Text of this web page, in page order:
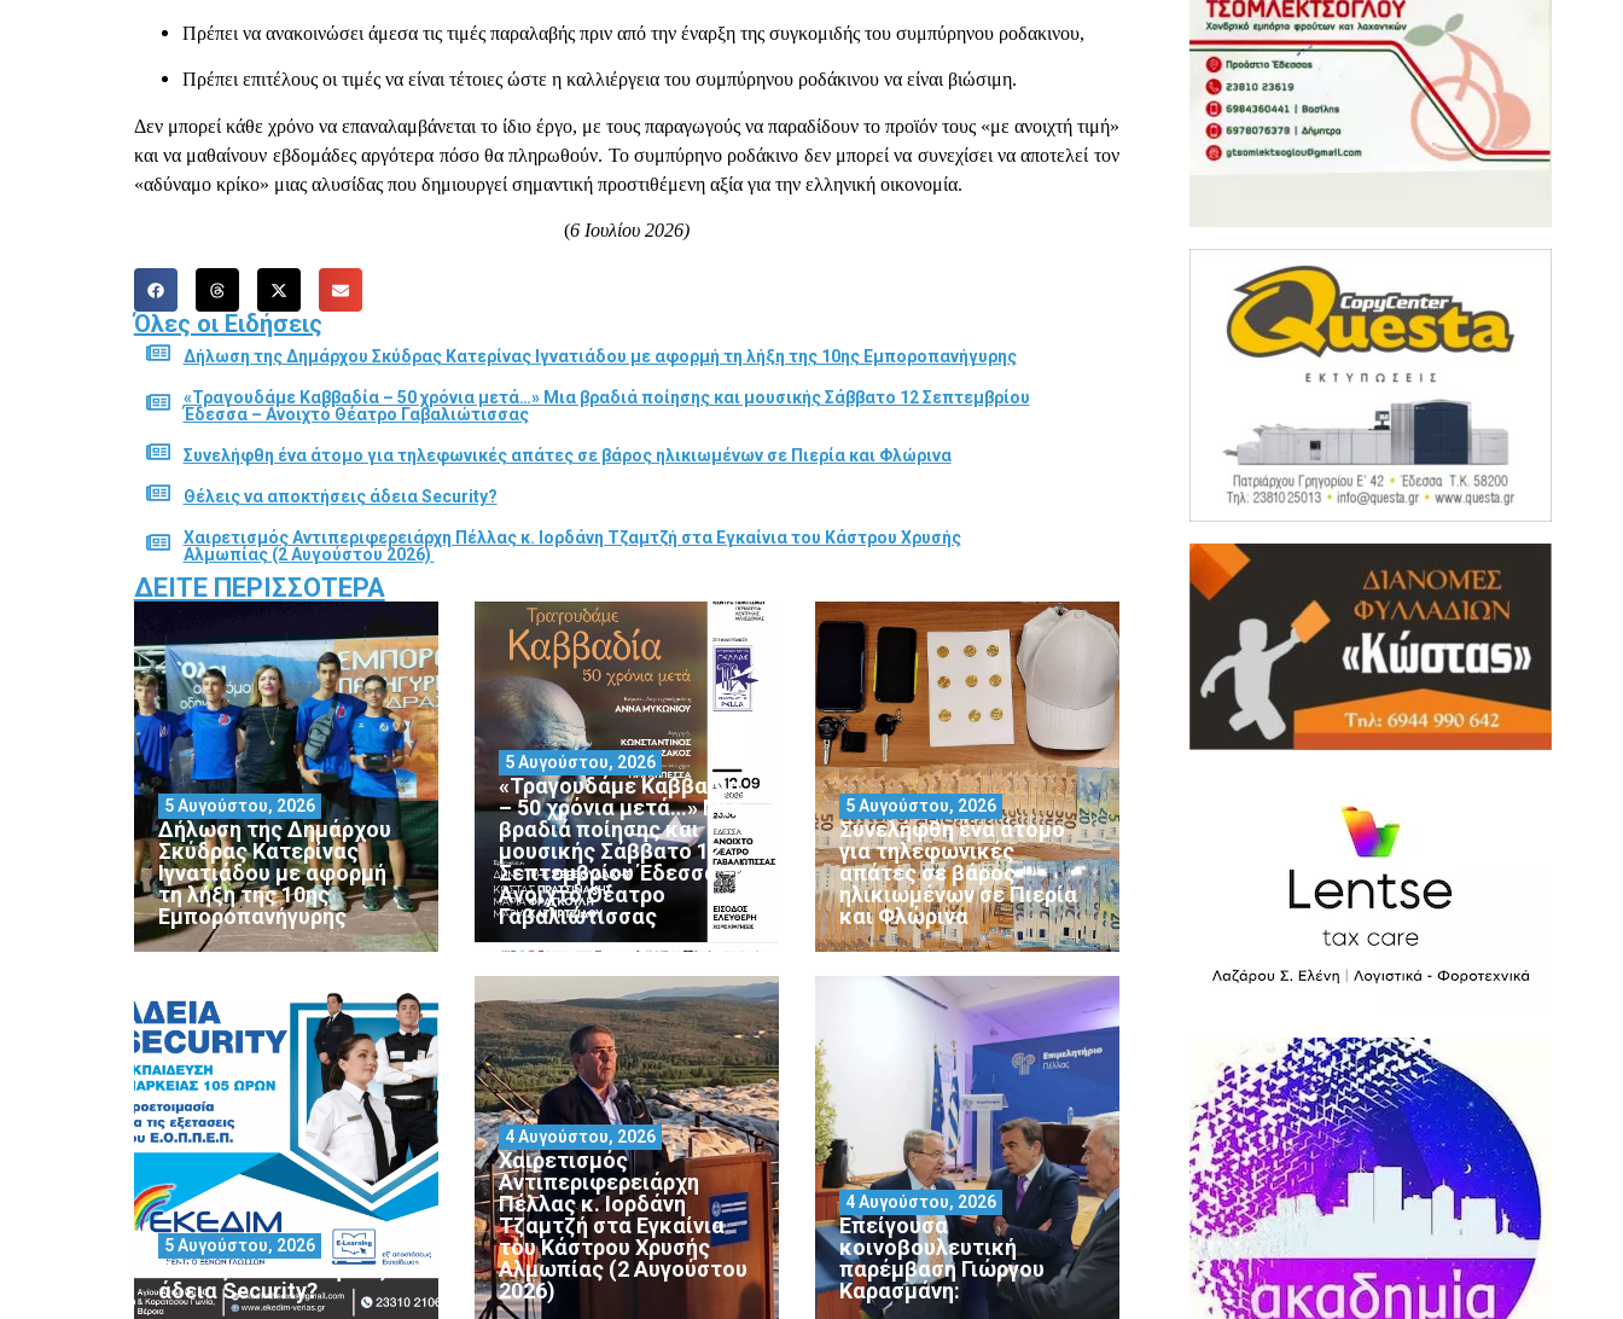
Πρέπει να ανακοινώσει άμεσα τις τιμές παραλαβής πριν από την έναρξη της συγκομιδής του συμπύρηνου ροδακινου,
Πρέπει επιτέλους οι τιμές να είναι τέτοιες ώστε η καλλιέργεια του συμπύρηνου ροδάκινου να είναι βιώσιμη.
Δεν μπορεί κάθε χρόνο να επαναλαμβάνεται το ίδιο έργο, με τους παραγωγούς να παραδίδουν το προϊόν τους «με ανοιχτή τιμή»
και να μαθαίνουν εβδομάδες αργότερα πόσο θα πληρωθούν. Το συμπύρηνο ροδάκινο δεν μπορεί να συνεχίσει να αποτελεί τον
«αδύναμο κρίκο» μιας αλυσίδας που δημιουργεί σημαντική προστιθέμενη αξία για την ελληνική οικονομία.
(6 Ιουλίου 2026)
Όλες οι Ειδήσεις
Δήλωση της Δημάρχου Σκύδρας Κατερίνας Ιγνατιάδου με αφορμή τη λήξη της 10ης Εμποροπανήγυρης
«Τραγουδάμε Καββαδία – 50 χρόνια μετά…» Μια βραδιά ποίησης και μουσικής Σάββατο 12 Σεπτεμβρίου
Έδεσσα – Ανοιχτό Θέατρο Γαβαλιώτισσας
Συνελήφθη ένα άτομο για τηλεφωνικές απάτες σε βάρος ηλικιωμένων σε Πιερία και Φλώρινα
Θέλεις να αποκτήσεις άδεια Security?
Χαιρετισμός Αντιπεριφερειάρχη Πέλλας κ. Ιορδάνη Τζαμτζή στα Εγκαίνια του Κάστρου Χρυσής
Αλμωπίας (2 Αυγούστου 2026)
ΔΕΊΤΕ ΠΕΡΙΣΣΌΤΕΡΑ
Δήλωση της Δημάρχου
Σκύδρας Κατερίνας
Ιγνατιάδου με αφορμή
τη λήξη της 10ης
Εμποροπανήγυρης
5 Αυγούστου, 2026
«Τραγουδάμε Καββαδία
– 50 χρόνια μετά…» Μια
βραδιά ποίησης και
μουσικής Σάββατο 12
Σεπτεμβρίου Έδεσσα –
Ανοιχτό Θέατρο
Γαβαλιώτισσας
5 Αυγούστου, 2026
Συνελήφθη ένα άτομο
για τηλεφωνικές
απάτες σε βάρος
ηλικιωμένων σε Πιερία
και Φλώρινα
5 Αυγούστου, 2026
Θέλεις να αποκτήσεις
άδεια Security?
5 Αυγούστου, 2026
Χαιρετισμός
Αντιπεριφερειάρχη
Πέλλας κ. Ιορδάνη
Τζαμτζή στα Εγκαίνια
του Κάστρου Χρυσής
Αλμωπίας (2 Αυγούστου
2026)
4 Αυγούστου, 2026
Επείγουσα
κοινοβουλευτική
παρέμβαση Γιώργου
Καρασμάνη:
4 Αυγούστου, 2026